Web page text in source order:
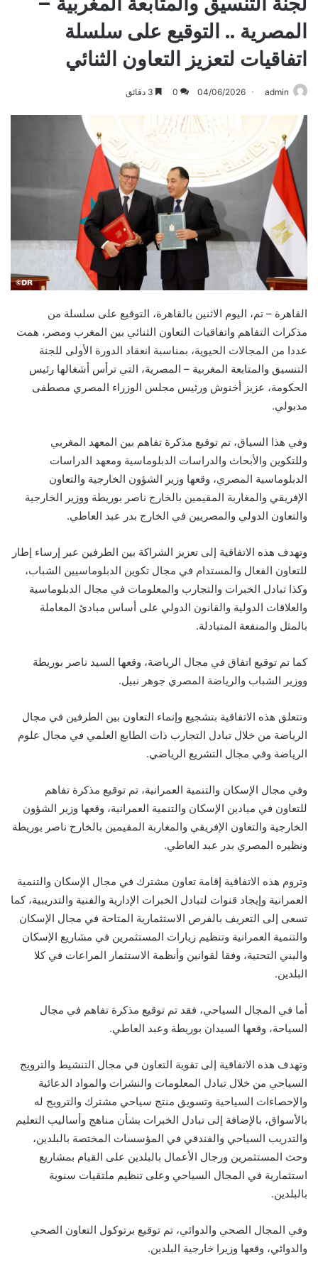
المصرية .. التوقيع على سلسلة
اتفاقيات لتعزيز التعاون الثنائي
admin
04/06/2026
0
القاهرة – تم، اليوم الاثنين بالقاهرة، التوقيع على سلسلة من
مذكرات التفاهم واتفاقيات التعاون الثنائي بين المغرب ومصر، همت
عددا من المجالات الحيوية، بمناسبة انعقاد الدورة الأولى للجنة
التنسيق والمتابعة المغربية – المصرية، التي ترأس أشغالها رئيس
الحكومة، عزيز أخنوش ورئيس مجلس الوزراء المصري مصطفى
مدبولي.
وفي هذا السياق، تم توقيع مذكرة تفاهم بين المعهد المغربي
وللتكوين والأبحاث والدراسات الدبلوماسية ومعهد الدراسات
الدبلوماسية المصري، وقعها وزير الشؤون الخارجية والتعاون
الإفريقي والمغاربة المقيمين بالخارج ناصر بوريطة ووزير الخارجية
والتعاون الدولي والمصريين في الخارج بدر عبد العاطي.
وتهدف هذه الاتفاقية إلى تعزيز الشراكة بين الطرفين عبر إرساء إطار
للتعاون الفعال والمستدام في مجال تكوين الدبلوماسيين الشباب،
وكذا تبادل الخبرات والتجارب والمعلومات في مجال الدبلوماسية
والعلاقات الدولية والقانون الدولي على أساس مبادئ المعاملة
بالمثل والمنفعة المتبادلة.
كما تم توقيع اتفاق في مجال الرياضة، وقعها السيد ناصر بوريطة
ووزير الشباب والرياضة المصري جوهر نبيل.
وتتعلق هذه الاتفاقية بتشجيع وإنماء التعاون بين الطرفين في مجال
الرياضة من خلال تبادل التجارب ذات الطابع العلمي في مجال علوم
الرياضة وفي مجال التشريع الرياضي.
وفي مجال الإسكان والتنمية العمرانية، تم توقيع مذكرة تفاهم
للتعاون في ميادين الإسكان والتنمية العمرانية، وقعها وزير الشؤون
الخارجية والتعاون الإفريقي والمغاربة المقيمين بالخارج ناصر بوريطة
ونظيره المصري بدر عبد العاطي.
وتروم هذه الاتفاقية إقامة تعاون مشترك في مجال الإسكان والتنمية
العمرانية وإيجاد قنوات لتبادل الخبرات الإدارية والفنية والتدريبية، كما
تسعى إلى التعريف بالفرص الاستثمارية المتاحة في مجال الإسكان
والتنمية العمرانية وتنظيم زيارات المستثمرين في مشاريع الإسكان
والبني التحتية، وفقا لقوانين وأنظمة الاستثمار المراعات في كلا
البلدين.
أما في المجال السياحي، فقد تم توقيع مذكرة تفاهم في مجال
السياحة، وقعها السيدان بوريطة وعبد العاطي.
وتهدف هذه الاتفاقية إلى تقوية التعاون في مجال التنشيط والترويج
السياحي من خلال تبادل المعلومات والنشرات والمواد الدعائية
والإحصاءات السياحية وتسويق منتج سياحي مشترك والترويج له
بالأسواق، بالإضافة إلى تبادل الخبرات بشأن مناهج وأساليب التعليم
والتدريب السياحي والفندقي في المؤسسات المختصة بالبلدين،
وحث المستثمرين ورجال الأعمال بالبلدين على القيام بمشاريع
استثمارية في المجال السياحي وعلى تنظيم ملتقيات سنوية
بالبلدين.
وفي المجال الصحي والدوائي، تم توقيع برتوكول التعاون الصحي
والدوائي، وقعها وزيرا خارجية البلدين.